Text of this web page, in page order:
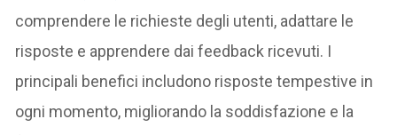
comprendere le richieste degli utenti, adattare le
risposte e apprendere dai feedback ricevuti. I
principali benefici includono risposte tempestive in
ogni momento, migliorando la soddisfazione e la